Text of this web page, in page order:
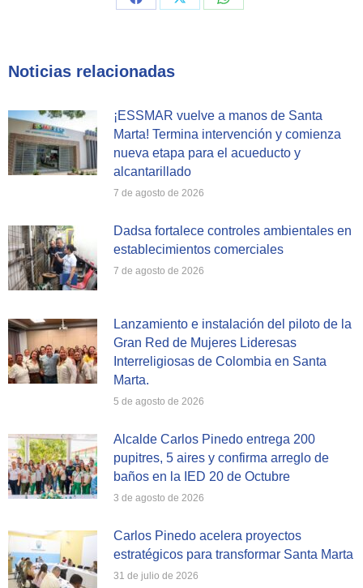
Share
Share
Share
Noticias relacionadas
¡ESSMAR vuelve a manos de Santa
Marta! Termina intervención y comienza
nueva etapa para el acueducto y
alcantarillado
7 de agosto de 2026
Dadsa fortalece controles ambientales en
establecimientos comerciales
7 de agosto de 2026
Lanzamiento e instalación del piloto de la
Gran Red de Mujeres Lideresas
Interreligiosas de Colombia en Santa
Marta.
5 de agosto de 2026
Alcalde Carlos Pinedo entrega 200
pupitres, 5 aires y confirma arreglo de
baños en la IED 20 de Octubre
3 de agosto de 2026
Carlos Pinedo acelera proyectos
estratégicos para transformar Santa Marta
31 de julio de 2026